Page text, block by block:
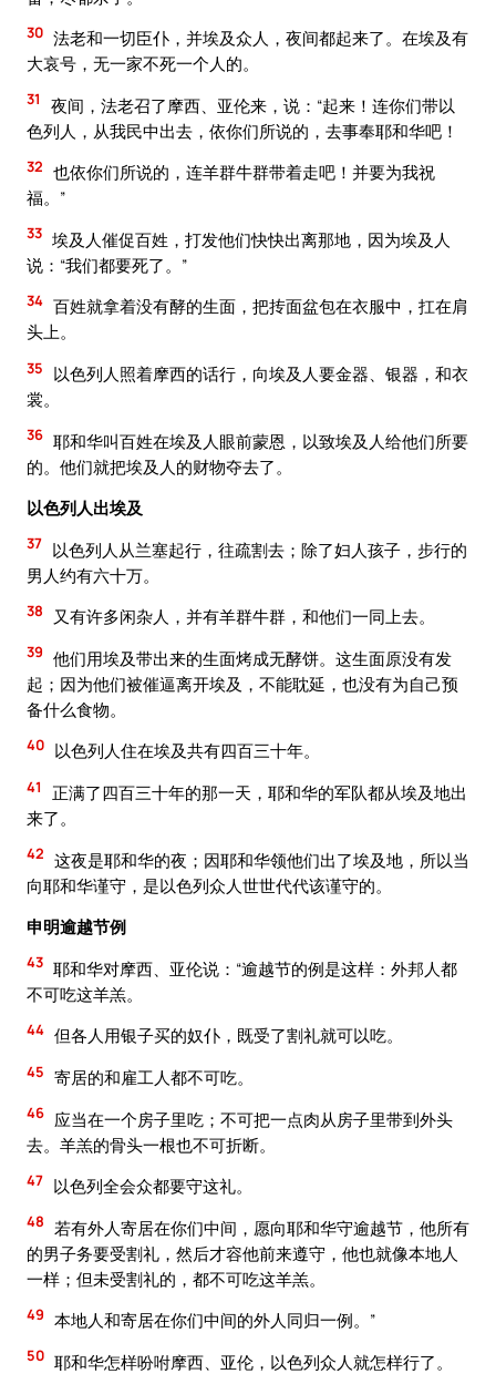
30 法老和一切臣仆，并埃及众人，夜间都起来了。在埃及有
大哀号，无一家不死一个人的。
31
夜间，法老召了摩西、亚伦来，说：“起来！连你们带以
色列人，从我民中出去，依你们所说的，去事奉耶和华吧！
32 也依你们所说的，连羊群牛群带着走吧！并要为我祝
福。”
33 埃及人催促百姓，打发他们快快出离那地，因为埃及人
说：“我们都要死了。”
34 百姓就拿着没有酵的生面，把抟面盆包在衣服中，扛在肩
头上。
35
以色列人照着摩西的话行，向埃及人要金器、银器，和衣
裳。
36 耶和华叫百姓在埃及人眼前蒙恩，以致埃及人给他们所要
的。他们就把埃及人的财物夺去了。
以色列人出埃及
37 以色列人从兰塞起行，往疏割去；除了妇人孩子，步行的
男人约有六十万。
38 又有许多闲杂人，并有羊群牛群，和他们一同上去。
39 他们用埃及带出来的生面烤成无酵饼。这生面原没有发
起；因为他们被催逼离开埃及，不能耽延，也没有为自己预
备什么食物。
40 以色列人住在埃及共有四百三十年。
41
正满了四百三十年的那一天，耶和华的军队都从埃及地出
来了。
42 这夜是耶和华的夜；因耶和华领他们出了埃及地，所以当
向耶和华谨守，是以色列众人世世代代该谨守的。
申明逾越节例
43 耶和华对摩西、亚伦说：“逾越节的例是这样：外邦人都
不可吃这羊羔。
44 但各人用银子买的奴仆，既受了割礼就可以吃。
45 寄居的和雇工人都不可吃。
46 应当在一个房子里吃；不可把一点肉从房子里带到外头
去。羊羔的骨头一根也不可折断。
47 以色列全会众都要守这礼。
48
若有外人寄居在你们中间，愿向耶和华守逾越节，他所有
的男子务要受割礼，然后才容他前来遵守，他也就像本地人
一样；但未受割礼的，都不可吃这羊羔。
49 本地人和寄居在你们中间的外人同归一例。”
50 耶和华怎样吩咐摩西、亚伦，以色列众人就怎样行了。